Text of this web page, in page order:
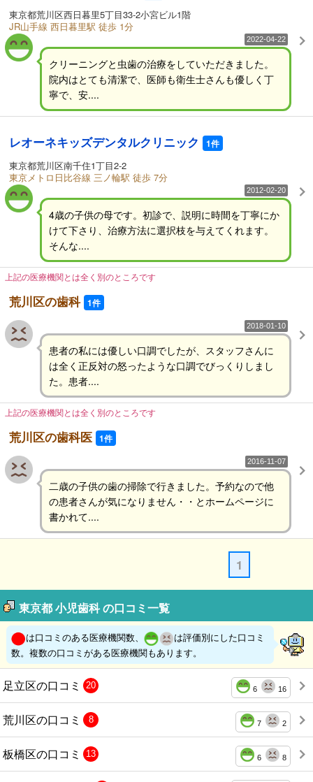
東京都荒川区西日暮里5丁目33-2小宮ビル1階
JR山手線 西日暮里駅 徒歩 1分
2022-04-22
クリーニングと虫歯の治療をしていただきました。
院内はとても清潔で、医師も衛生士さんも優しく丁
寧で、安....
レオーネキッズデンタルクリニック 1件
東京都荒川区南千住1丁目2-2
東京メトロ日比谷線 三ノ輪駅 徒歩 7分
2012-02-20
4歳の子供の母です。初診で、説明に時間を丁寧にか
けて下さり、治療方法に選択枝を与えてくれます。
そんな....
上記の医療機関とは全く別のところです
荒川区の歯科 1件
2018-01-10
患者の私には優しい口調でしたが、スタッフさんに
は全く正反対の怒ったような口調でびっくりしまし
た。患者....
上記の医療機関とは全く別のところです
荒川区の歯科医 1件
2016-11-07
二歳の子供の歯の掃除で行きました。予約なので他
の患者さんが気になりません・・とホームページに
書かれて....
1
東京都 小児歯科 の口コミ一覧
は口コミのある医療機関数、
は評価別にした口コミ
数。複数の口コミがある医療機関もあります。
足立区の口コミ 6 16
20
荒川区の口コミ 7 2
8
板橋区の口コミ 6 8
13